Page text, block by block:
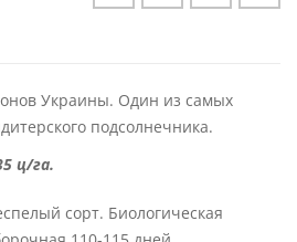
Украины. Один из самых
подсолнечника.
ц/га.
сорт. Биологическая